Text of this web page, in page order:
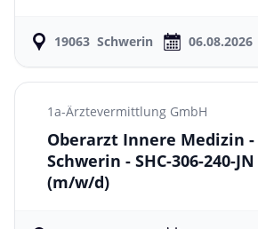
19063 Schwerin 06.08.2026
1a-Ärztevermittlung GmbH
Oberarzt Innere Medizin -
Schwerin - SHC-306-240-
(m/w/d)